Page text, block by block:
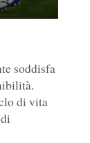
soddisfa
di vita